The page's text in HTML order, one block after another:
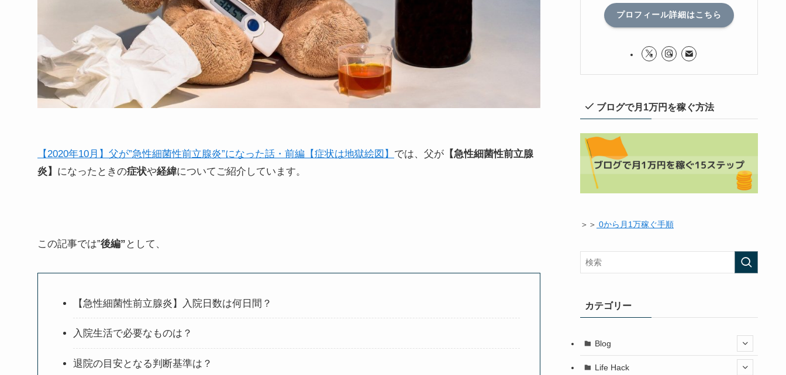
【2020年10月】父が”急性細菌性前立腺炎”になった話・前編【症状は地獄絵図】 では、父が 【急性細菌性前立腺
炎】 になったときの症状や経緯についてご紹介しています。
この記事では”後編” として、
【急性細菌性前立腺炎】入院日数は何日間？
入院生活で必要なものは？
退院の目安となる判断基準は？
プロフィール詳細はこちら
ブログで月1万円を稼ぐ方法
＞＞ 0から月1万稼ぐ手順
カテゴリー
Blog
Life Hack